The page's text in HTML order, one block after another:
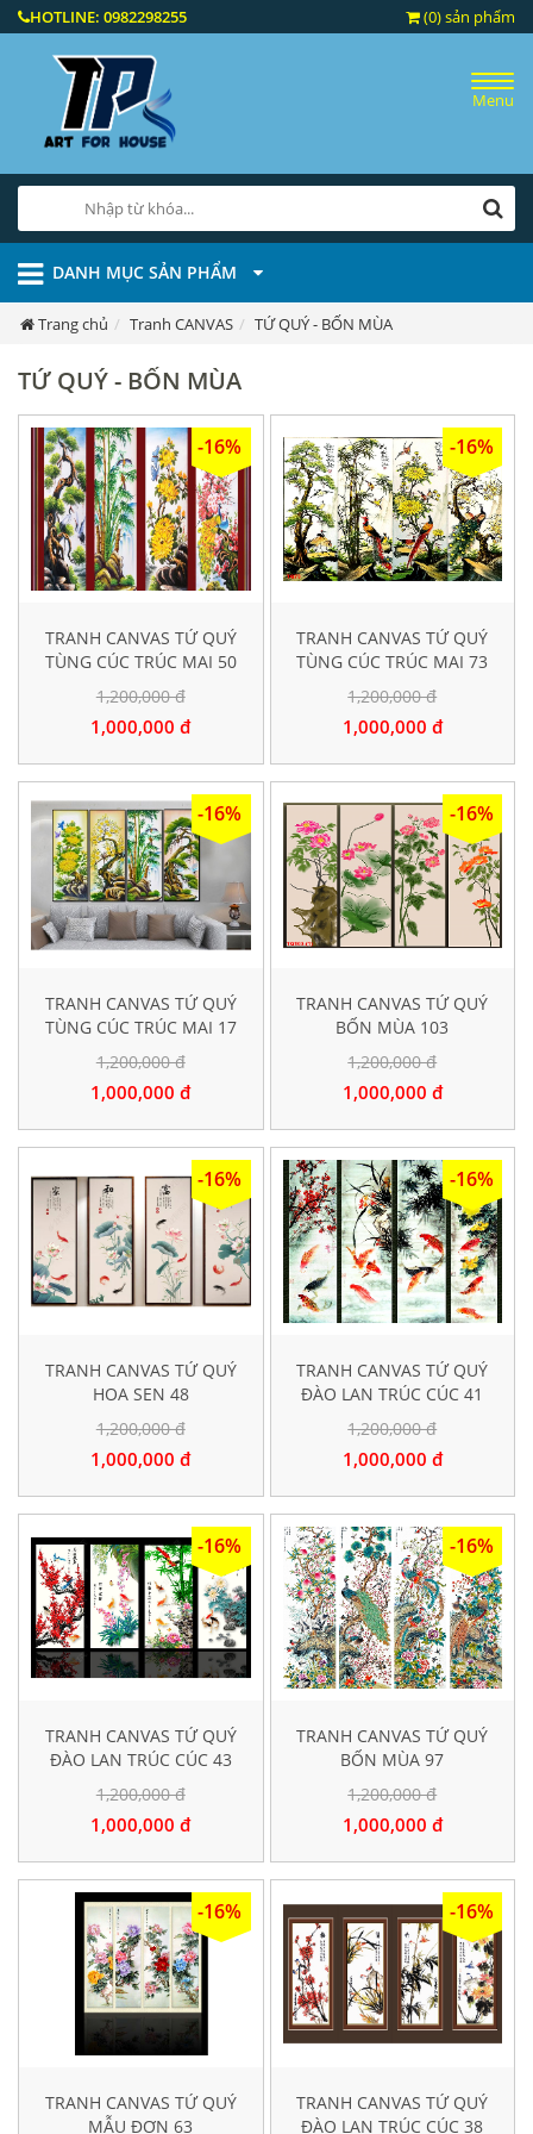
HOTLINE: 0982298255 (0) sản phẩm
Menu
DANH MỤC SẢN PHẨM
Trang chủ Tranh CANVAS TỨ QUÝ - BỐN MÙA
TỨ QUÝ - BỐN MÙA
-16%
TRANH CANVAS TỨ QUÝ
TÙNG CÚC TRÚC MAI 50
1,200,000 đ
1,000,000 đ
-16%
TRANH CANVAS TỨ QUÝ
TÙNG CÚC TRÚC MAI 73
1,200,000 đ
1,000,000 đ
-16%
TRANH CANVAS TỨ QUÝ
TÙNG CÚC TRÚC MAI 17
1,200,000 đ
1,000,000 đ
-16%
TRANH CANVAS TỨ QUÝ
BỐN MÙA 103
1,200,000 đ
1,000,000 đ
-16%
TRANH CANVAS TỨ QUÝ
HOA SEN 48
1,200,000 đ
1,000,000 đ
-16%
TRANH CANVAS TỨ QUÝ
ĐÀO LAN TRÚC CÚC 41
1,200,000 đ
1,000,000 đ
-16%
TRANH CANVAS TỨ QUÝ
ĐÀO LAN TRÚC CÚC 43
1,200,000 đ
1,000,000 đ
-16%
TRANH CANVAS TỨ QUÝ
BỐN MÙA 97
1,200,000 đ
1,000,000 đ
-16%
TRANH CANVAS TỨ QUÝ
MẪU ĐƠN 63
-16%
TRANH CANVAS TỨ QUÝ
ĐÀO LAN TRÚC CÚC 38